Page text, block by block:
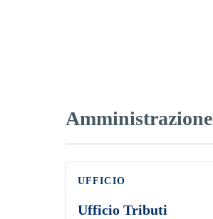
Amministrazione
UFFICIO
Ufficio Tributi